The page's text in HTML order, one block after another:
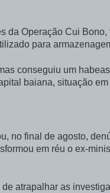
da Operação Cui
para
conseguiu um
baiana, situação
no final de agosto,
em réu o ex-
atrapalhar as